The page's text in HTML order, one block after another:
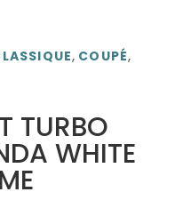
, COUPÉ,
TURBO
WHITE